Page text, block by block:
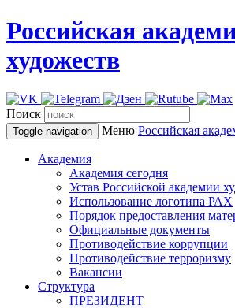
Российская
художеств
Поиск
Toggle navigation Меню Российская
Академия
Академия сегодня
Устав Российской академии
Использование логотипа РАХ
Порядок предоставления
Официальные документы
Противодействие коррупции
Противодействие терроризму
Вакансии
Структура
ПРЕЗИДЕНТ